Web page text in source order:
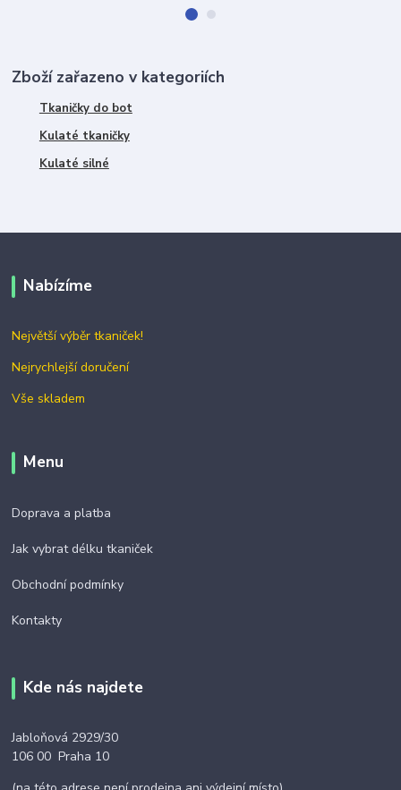
Zboží zařazeno v kategoriích
Tkaničky do bot
Kulaté tkaničky
Kulaté silné
Nabízíme
Největší výběr tkaniček!
Nejrychlejší doručení
Vše skladem
Menu
Doprava a platba
Jak vybrat délku tkaniček
Obchodní podmínky
Kontakty
Kde nás najdete
Jabloňová 2929/30
106 00 Praha 10